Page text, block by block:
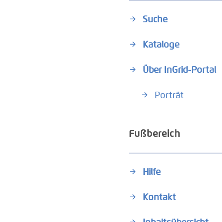
Suche
Kataloge
Über InGrid-Portal
Porträt
Fußbereich
Hilfe
Kontakt